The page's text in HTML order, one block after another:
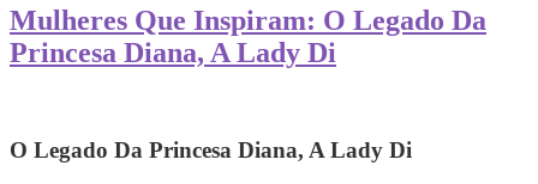
Mulheres Que Inspiram: O Legado Da
Princesa Diana, A Lady Di
O Legado Da Princesa Diana, A Lady Di